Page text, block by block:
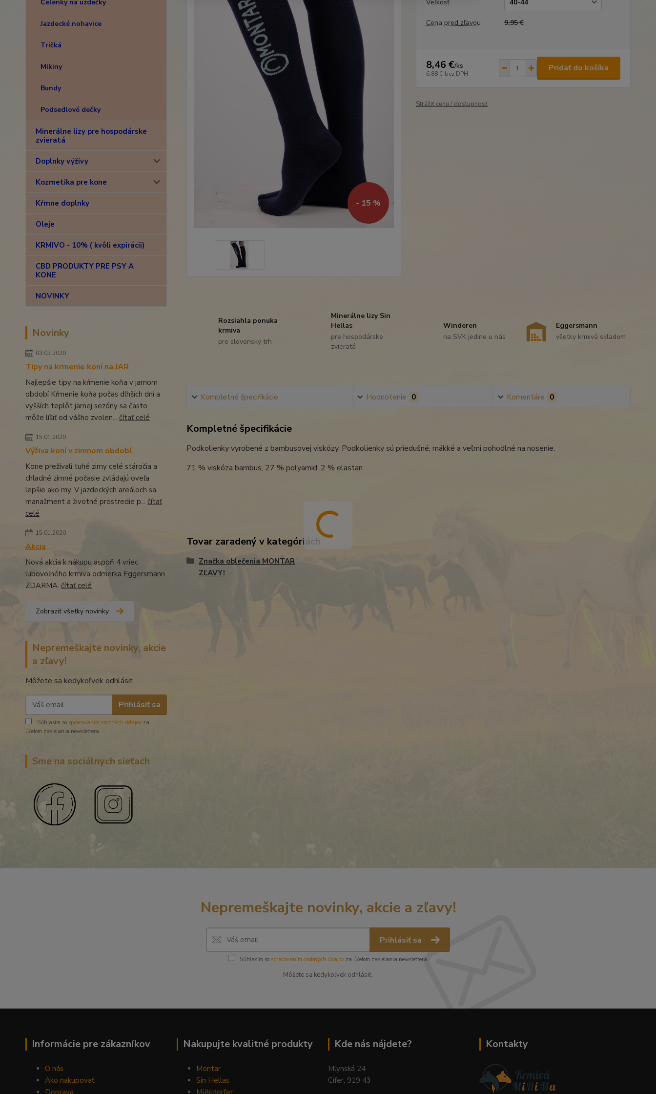
Čelenky na uzdečky
Jazdecké nohavice
Tričká
Mikiny
Bundy
Podsedlové dečky
Minerálne lizy pre hospodárske
zvieratá
Doplnky výživy
Kozmetika pre kone
Kŕmne doplnky
Oleje
KRMIVO - 10% ( kvôli expirácii)
CBD PRODUKTY PRE PSY A
KONE
NOVINKY
Novinky
03.03.2020
Tipy na krmenie koní na JAR
Najlepšie tipy na kŕmenie koňa v jarnom
období Kŕmenie koňa počas dlhších dní a
vyšších teplôt jarnej sezóny sa často
môže líšiť od vášho zvolen... čítať celé
15.01.2020
Výživa koní v zimnom období
Kone prežívali tuhé zimy celé stáročia a
chladné zimné počasie zvládajú oveľa
lepšie ako my. V jazdeckých areáloch sa
manažment a životné prostredie p... čítať
celé
15.01.2020
Akcia
Nová akcia k nákupu aspoň 4 vriec
lubovoľného krmiva odmerka Eggersmann
ZDARMA. čítať celé
Zobraziť všetky novinky
Nepremeškajte novinky, akcie
a zľavy!
Môžete sa kedykoľvek odhlásiť.
Prihlásiť sa
Súhlasím so spracovaním osobných údajov za
účelom zasielania newslettera.
Sme na sociálnych sieťach
- 15 %
Veľkosť
Cena pred zľavou 9,95 €
8,46 €/ks
6,88 € bez DPH
Pridať do košíka
Strážiť cenu / dostupnosť
Rozsiahla ponuka
krmiva
pre slovenský trh
Minerálne lizy Sin
Hellas
pre hospodárske
zvieratá
Winderen
na SVK jedine u nás
Eggersmann
všetky krmivá skladom
Kompletné špecifikácie Hodnotenie 0 Komentáre 0
Kompletné špecifikácie
Podkolienky vyrobené z bambusovej viskózy. Podkolienky sú priedušné, mäkké a veľmi pohodlné na nosenie.
71 % viskóza bambus, 27 % polyamid, 2 % elastan
Tovar zaradený v kategóriách
Značka oblečenia MONTAR
ZĽAVY!
Nepremeškajte novinky, akcie a zľavy!
Prihlásiť sa
Súhlasím so spracovaním osobných údajovza účelom zasielania newslettera.
Môžete sa kedykoľvek odhlásiť.
Informácie pre zákazníkov
O nás
Ako nakupovať
Doprava
Nakupujte kvalitné produkty
Montar
Sin Hellas
Mühldorfer
Kde nás nájdete?
Mlynská 24
Cífer, 919 43
Kontakty